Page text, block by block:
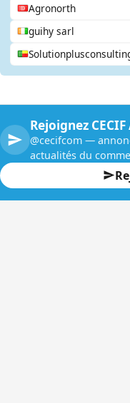
Agronorth
guihy sarl
Rejoignez
@cecifcom —
actualités du